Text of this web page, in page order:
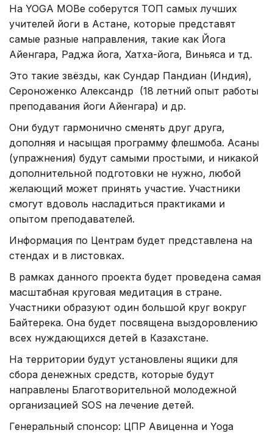
На YOGA MOBе соберутся ТОП самых лучших
учителей йоги в Астане, которые представят
самые разные направления, такие как Йога
Айенгара, Раджа йога, Хатха-йога, Виньяса и тд.
Это такие звёзды, как Сундар Пандиан (Индия),
Сероноженко Александр (18 летний опыт работы
преподавания йоги Айенгара) и др.
Они будут гармонично сменять друг друга,
дополняя и насыщая программу флешмоба. Асаны
(упражнения) будут самыми простыми, и никакой
дополнительной подготовки не нужно, любой
желающий может принять участие. Участники
смогут вдоволь насладиться практиками и
опытом преподавателей.
Информация по Центрам будет представлена на
стендах и в листовках.
В рамках данного проекта будет проведена самая
масштабная круговая медитация в стране.
Участники образуют один большой круг вокруг
Байтерека. Она будет посвящена выздоровлению
всех нуждающихся детей в Казахстане.
На территории будут установлены ящики для
сбора денежных средств, которые будут
направлены Благотворительной молодежной
организацией SOS на лечение детей.
Генеральный спонсор: ЦПР Авиценна и Yoga